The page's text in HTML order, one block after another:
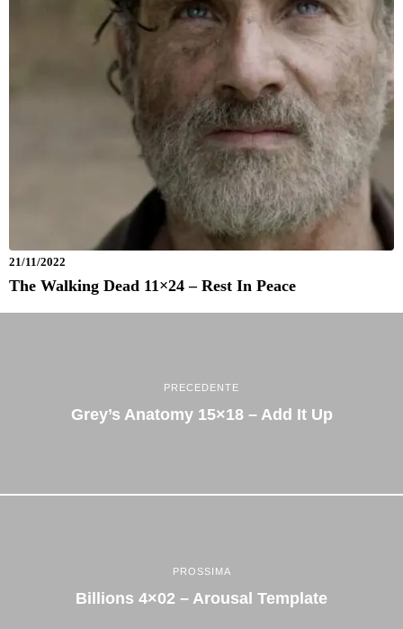
21/11/2022
The Walking Dead 11×24 – Rest In Peace
PRECEDENTE
Grey’s Anatomy 15×18 – Add It Up
PROSSIMA
Billions 4×02 – Arousal Template